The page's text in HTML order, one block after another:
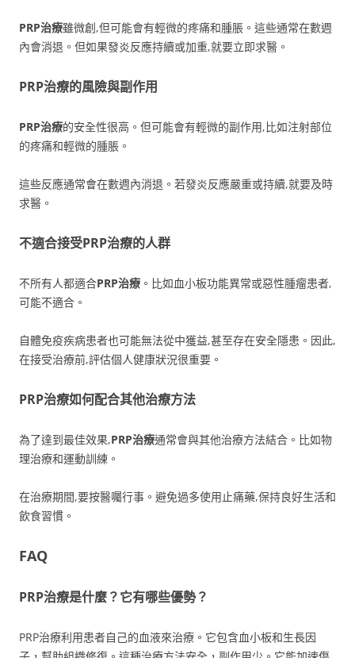
PRP治療雖微創,但可能會有輕微的疼痛和腫脹。這些通常在數週
內會消退。但如果發炎反應持續或加重,就要立即求醫。
PRP治療的風險與副作用
PRP治療的安全性很高。但可能會有輕微的副作用,比如注射部位
的疼痛和輕微的腫脹。
這些反應通常會在數週內消退。若發炎反應嚴重或持續,就要及時
求醫。
不適合接受PRP治療的人群
不所有人都適合PRP治療 。比如血小板功能異常或惡性腫瘤患者,
可能不適合。
自體免疫疾病患者也可能無法從中獲益,甚至存在安全隱患。因此,
在接受治療前,評估個人健康狀況很重要。
PRP治療如何配合其他治療方法
為了達到最佳效果,PRP治療通常會與其他治療方法結合。比如物
理治療和運動訓練。
在治療期間,要按醫囑行事。避免過多使用止痛藥,保持良好生活和
飲食習慣。
FAQ
PRP治療是什麼？它有哪些優勢？
PRP治療利用患者自己的血液來治療。它包含血小板和生長因